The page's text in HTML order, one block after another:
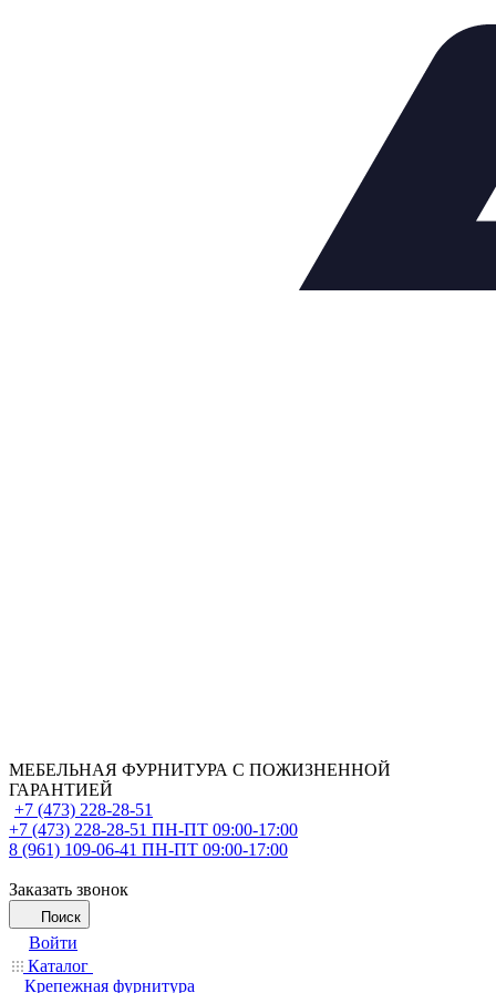
МЕБЕЛЬНАЯ ФУРНИТУРА С ПОЖИЗНЕННОЙ
ГАРАНТИЕЙ
+7 (473) 228-28-51
+7 (473) 228-28-51 ПН-ПТ 09:00-17:00
8 (961) 109-06-41 ПН-ПТ 09:00-17:00
Заказать звонок
Поиск
Войти
Каталог
Крепежная фурнитура